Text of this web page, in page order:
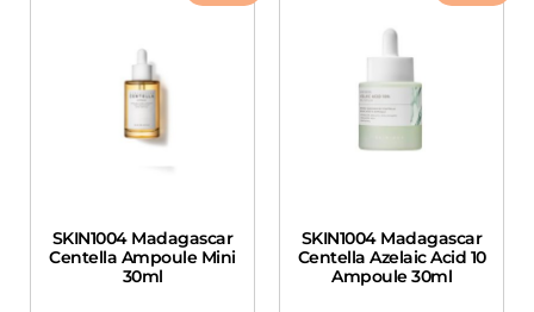
SKIN1004 Madagascar
Centella Ampoule Mini
30ml
SKIN1004 Madagascar
Centella Azelaic Acid 10
Ampoule 30ml